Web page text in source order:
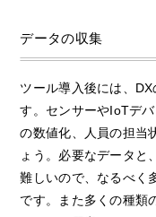
データの収集
ツール導入後には、
す。センサーやIoTデ
の数値化、人員の担当
ょう。必要なデータと
難しいので、なるべく
です。また多くの種類